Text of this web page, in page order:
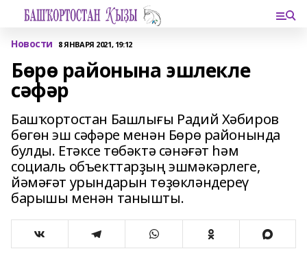
Новости 8 ЯНВАРЯ 2021, 19:12
Бөрө районына эшлекле
сәфәр
Башҡортостан Башлығы Радий Хәбиров
бөгөн эш сәфәре менән Бөрө районында
булды. Етәксе төбәктә сәнәғәт һәм
социаль объекттарҙың эшмәкәрлеге,
йәмәғәт урындарын төҙөкләндереү
барышы менән танышты.